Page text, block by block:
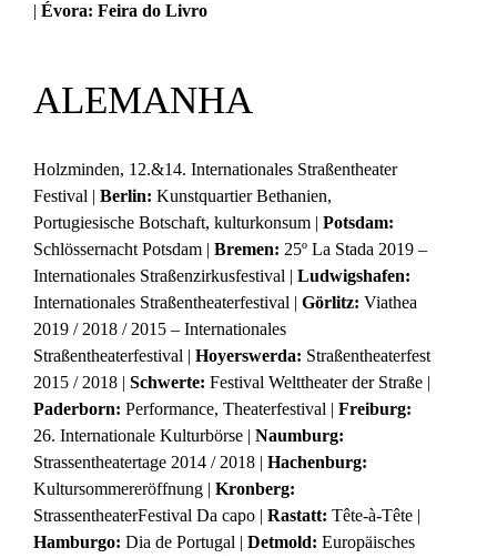
|Évora: Feira do Livro
ALEMANHA
Holzminden, 12.&14. Internationales Straßentheater
Festival |Berlin: Kunstquartier Bethanien,
Portugiesische Botschaft, kulturkonsum |Potsdam:
Schlössernacht Potsdam |Bremen: 25º La Stada 2019 –
Internationales Straßenzirkusfestival |Ludwigshafen:
Internationales Straßentheaterfestival |Görlitz: Viathea
2019 / 2018 / 2015 – Internationales
Straßentheaterfestival |Hoyerswerda: Straßentheaterfest
2015 / 2018 |Schwerte: Festival Welttheater der Straße |
Paderborn: Performance, Theaterfestival |Freiburg:
26. Internationale Kulturbörse |Naumburg:
Strassentheatertage 2014 / 2018 |Hachenburg:
Kultursommereröffnung |Kronberg:
StrassentheaterFestival Da capo |Rastatt: Tête-à-Tête |
Hamburgo: Dia de Portugal |Detmold: Europäisches